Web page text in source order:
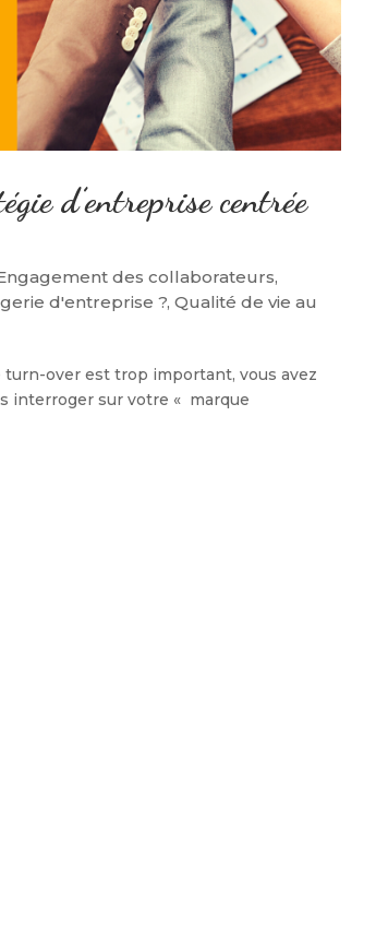
d’entreprise centrée
des collaborateurs,
d'entreprise ?,Qualité de vie au
turn-over est trop important, vous avez
interroger sur votre « marque